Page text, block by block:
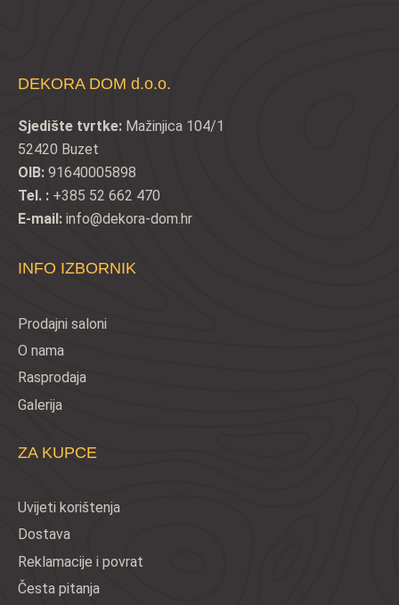
DEKORA DOM d.o.o.
Sjedište tvrtke: Mažinjica 104/1
52420 Buzet
OIB: 91640005898
Tel. : +385 52 662 470
E-mail: info@dekora-dom.hr
INFO IZBORNIK
Prodajni saloni
O nama
Rasprodaja
Galerija
ZA KUPCE
Uvijeti korištenja
Dostava
Reklamacije i povrat
Česta pitanja